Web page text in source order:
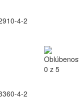
4-2
4-2